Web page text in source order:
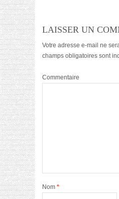
LAISSER UN
Votre adresse e-mail ne
champs obligatoires sont
Commentaire
Nom *